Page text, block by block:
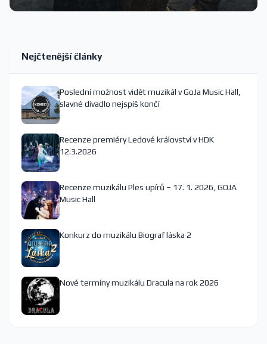
Nejčtenější články
Poslední možnost vidět muzikál v GoJa Music Hall,
slavné divadlo nejspíš končí
Recenze premiéry Ledové království v HDK
12.3.2026
Recenze muzikálu Ples upírů – 17. 1. 2026, GOJA
Music Hall
Konkurz do muzikálu Biograf láska 2
Nové termíny muzikálu Dracula na rok 2026